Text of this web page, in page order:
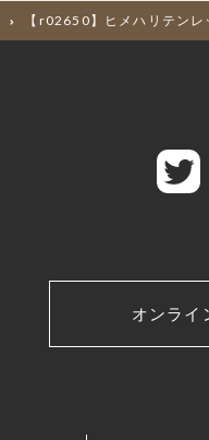
【r02650】ヒメハリテンレ
オンライ